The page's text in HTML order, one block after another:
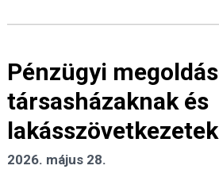
Pénzügyi
társasházaknak és
2026. május 28.